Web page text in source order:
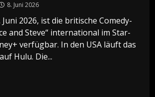
8. Juni 2026
2026, ist die britische Comedy-
and Steve“ international im Star-
verfügbar. In den USA läuft das
Hulu. Die...